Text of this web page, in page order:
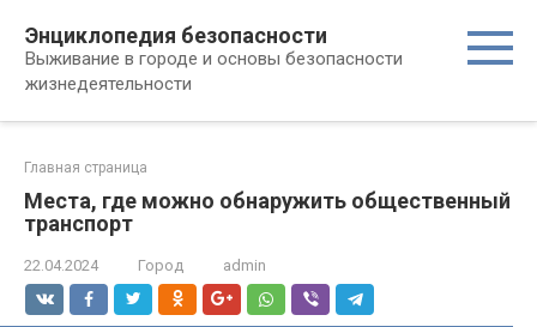
контенту
Энциклопедия безопасности
Выживание в городе и основы безопасности
жизнедеятельности
Главная страница
Места, где можно обнаружить общественный
транспорт
22.04.2024 Город admin